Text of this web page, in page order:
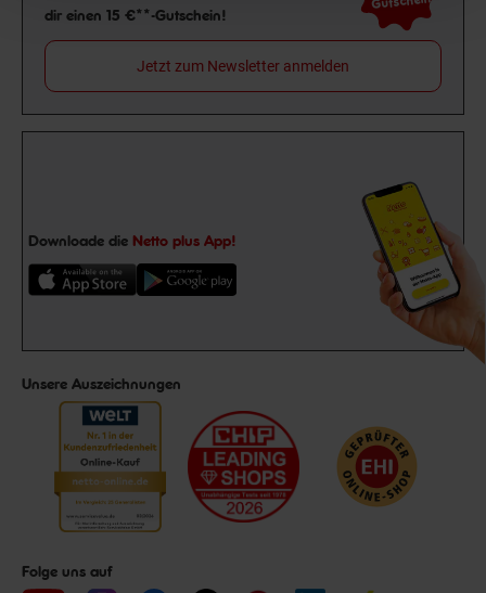
dir einen 15 €**-Gutschein!
Jetzt zum Newsletter anmelden
Downloade die Netto plus App!
Unsere Auszeichnungen
Folge uns auf